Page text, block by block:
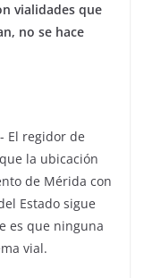
vialidades que
no se hace
El regidor de
la ubicación
de Mérida con
Estado sigue
es que ninguna
vial.